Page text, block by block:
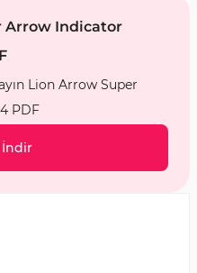
Arrow Indicator
Lion Arrow Super
PDF
İndir